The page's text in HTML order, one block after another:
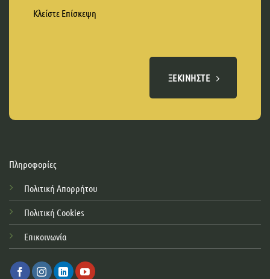
Κλείστε Επίσκεψη
ΞΕΚΙΝΉΣΤΕ
Πληροφορίες
Πολιτική Απορρήτου
Πολιτική Cookies
Επικοινωνία